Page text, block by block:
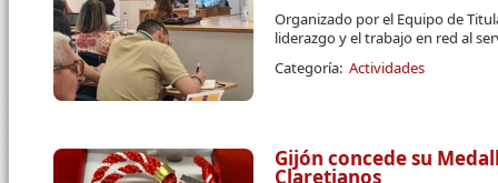
Organizado por el Equipo de
liderazgo y el trabajo en red al
Categoría: Actividades
Gijón concede su
Claretianos